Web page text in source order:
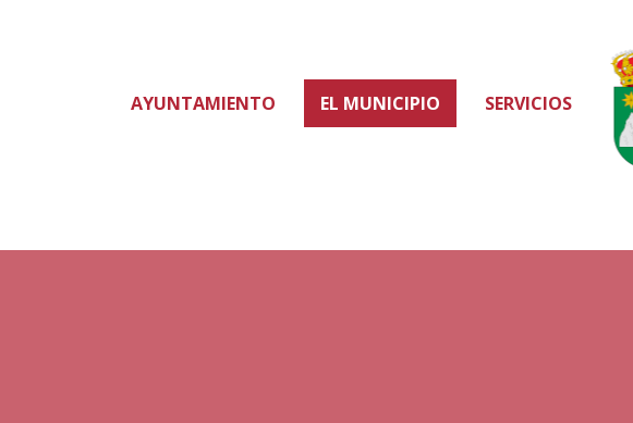
AYUNTAMIENTO EL MUNICIPIO SERVICIOS